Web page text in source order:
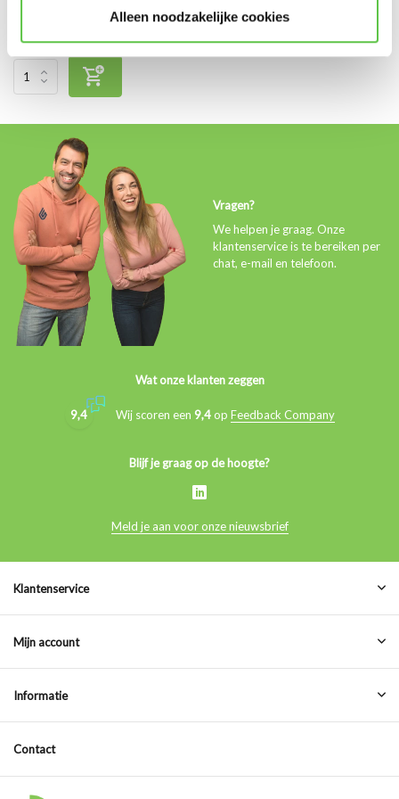
Alleen noodzakelijke cookies
Vragen?
We helpen je graag. Onze
klantenservice is te bereiken per
chat, e-mail en telefoon.
Wat onze klanten zeggen
9,4 Wij scoren een 9,4op Feedback Company
Blijf je graag op de hoogte?
Meld je aan voor onze nieuwsbrief
Klantenservice
Mijn account
Informatie
Contact